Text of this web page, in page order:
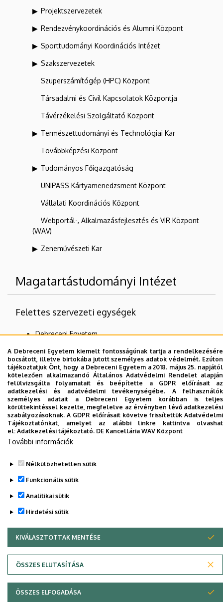
Projektszervezetek
Rendezvénykoordinációs és Alumni Központ
Sporttudományi Koordinációs Intézet
Szakszervezetek
Szuperszámítógép (HPC) Központ
Társadalmi és Civil Kapcsolatok Központja
Távérzékelési Szolgáltató Központ
Természettudományi és Technológiai Kar
Továbbképzési Központ
Tudományos Főigazgatóság
UNIPASS Kártyamenedzsment Központ
Vállalati Koordinációs Központ
Webportál-, Alkalmazásfejlesztés és VIR Központ
(WAV)
Zeneművészeti Kar
Magatartástudományi Intézet
Felettes szervezeti egységek
Debreceni Egyetem
Általános Orvostudományi Kar
Dolgozói adatmódosítás igénylése a DE
telefonkönyvében|Külső személyek rögzítése a
DE telefonkönyvében|Súgó|Hibabejelentés
Szerzői jog © 2026 Unideb
A Debreceni Egyetem kiemelt fontosságúnak tartja a rendelkezésére
bocsátott, illetve birtokába jutott személyes adatok védelmét. Ezúton
tájékoztatjuk Önt, hogy a Debreceni Egyetem a 2018. május 25. napjától
kötelezően alkalmazandó Általános Adatvédelmi Rendelet alapján
felülvizsgálta folyamatait és beépítette a GDPR előírásait az
adatkezelési és adatvédelmi tevékenységébe. A felhasználók
személyes adatait a Debreceni Egyetem korábban is teljes
körültekintéssel kezelte, megfelelve az érvényben lévő adatkezelési
szabályozásoknak. A GDPR előírásait követve frissítettük Adatvédelmi
Tájékoztatónkat, amelyet az alábbi linkre kattintva olvashat
el: Adatkezelési tájékoztató. DE Kancellária WAV Központ
További információk
Nélkülözhetetlen sütik
Funkcionális sütik
Analitikai sütik
Hirdetési sütik
KIVÁLASZTOTTAK MENTÉSE
ÖSSZES ELUTASÍTÁSA
WITHDRAW CONSENT
ÖSSZES ELFOGADÁSA